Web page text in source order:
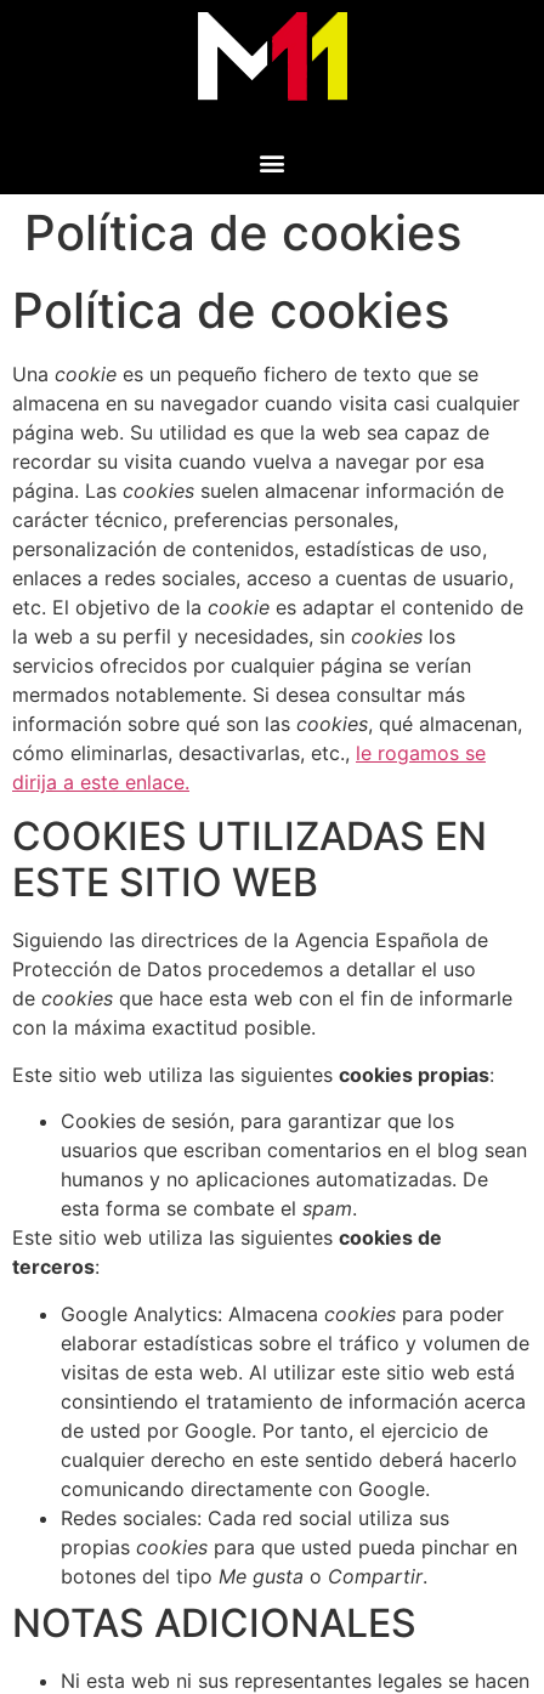
Política de cookies
Política de cookies
Una cookie es un pequeño fichero de texto que se
almacena en su navegador cuando visita casi cualquier
página web. Su utilidad es que la web sea capaz de
recordar su visita cuando vuelva a navegar por esa
página. Las cookies suelen almacenar información de
carácter técnico, preferencias personales,
personalización de contenidos, estadísticas de uso,
enlaces a redes sociales, acceso a cuentas de usuario,
etc. El objetivo de la cookie es adaptar el contenido de
la web a su perfil y necesidades, sin cookies los
servicios ofrecidos por cualquier página se verían
mermados notablemente. Si desea consultar más
información sobre qué son las cookies, qué almacenan,
cómo eliminarlas, desactivarlas, etc., le rogamos se
dirija a este enlace.
COOKIES UTILIZADAS EN
ESTE SITIO WEB
Siguiendo las directrices de la Agencia Española de
Protección de Datos procedemos a detallar el uso
de cookies que hace esta web con el fin de informarle
con la máxima exactitud posible.
Este sitio web utiliza las siguientes cookies propias:
Cookies de sesión, para garantizar que los
usuarios que escriban comentarios en el blog sean
humanos y no aplicaciones automatizadas. De
esta forma se combate el spam.
Este sitio web utiliza las siguientes cookies de
terceros:
Google Analytics: Almacena cookies para poder
elaborar estadísticas sobre el tráfico y volumen de
visitas de esta web. Al utilizar este sitio web está
consintiendo el tratamiento de información acerca
de usted por Google. Por tanto, el ejercicio de
cualquier derecho en este sentido deberá hacerlo
comunicando directamente con Google.
Redes sociales: Cada red social utiliza sus
propias cookies para que usted pueda pinchar en
botones del tipo Me gusta o Compartir.
NOTAS ADICIONALES
Ni esta web ni sus representantes legales se hacen